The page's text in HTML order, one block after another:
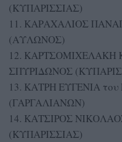
(ΚΥΠΑΡΙΣΣΙΑΣ)
11. ΚΑΡΑΧΑΛΙΟΣ
(ΑΥΛΩΝΟΣ)
12. ΚΑΡΤΣΟΜΙΧΕΛΑΚΗ
ΣΠΥΡΙΔΩΝΟΣ
13. ΚΑΤΡΗ ΕΥΓΕΝΙΑ
(ΓΑΡΓΑΛΙΑΝΩΝ)
14. ΚΑΤΣΙΡΟΣ
(ΚΥΠΑΡΙΣΣΙΑΣ)